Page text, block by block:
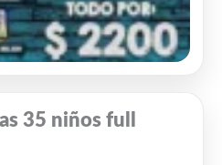
35 niños full